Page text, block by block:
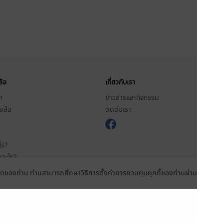
อ
สือ
?
ะไร?
ช้บริการ
เกี่ยวกับเรา
ข่าวสารและกิจกรรม
ติดต่อเรา
ของท่าน ท่านสามารถศึกษาวิธีการตั้งค่าการควบคุมคุกกี้ของท่านผ่าน